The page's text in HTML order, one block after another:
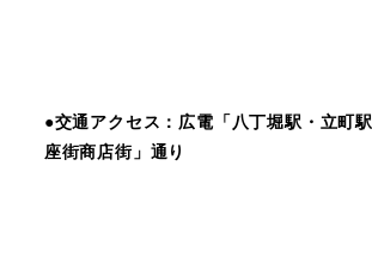
●交通アクセス：広電「八丁堀駅・立町
座街商店街」通り